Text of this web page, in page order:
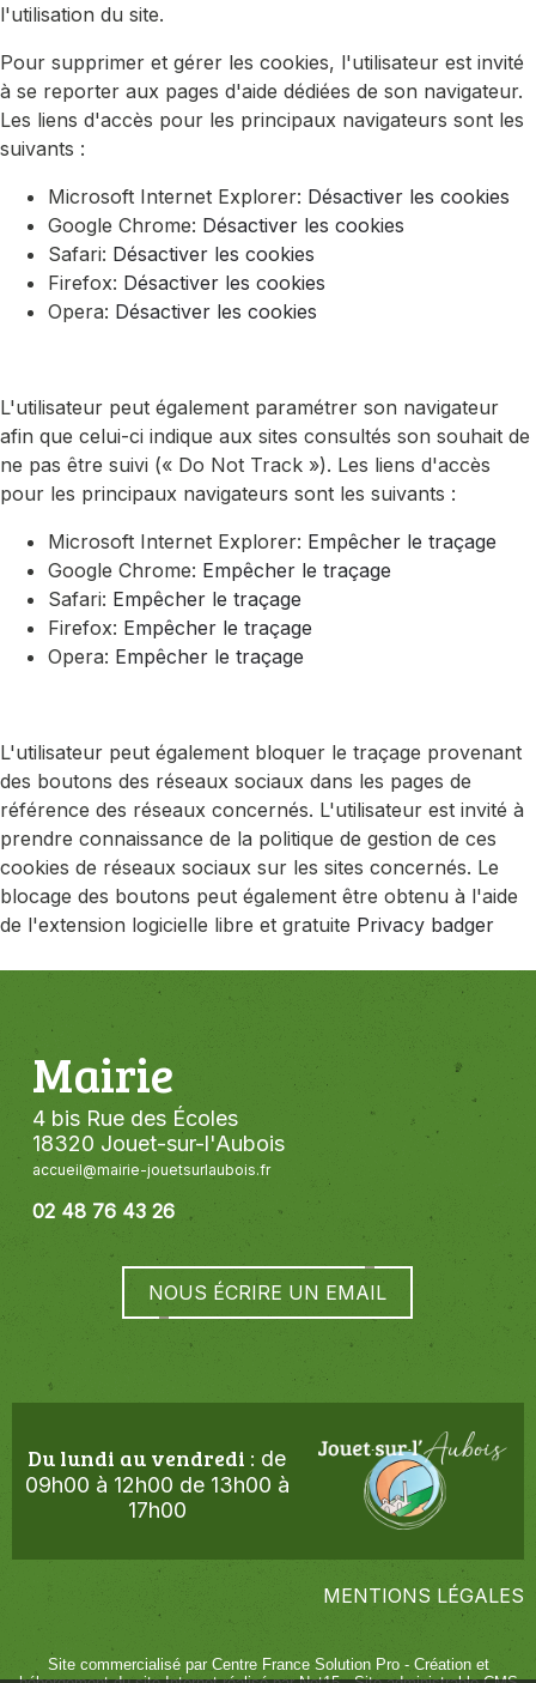
l'utilisation du site.
Pour supprimer et gérer les cookies, l'utilisateur est invité
à se reporter aux pages d'aide dédiées de son navigateur.
Les liens d'accès pour les principaux navigateurs sont les
suivants :
Microsoft Internet Explorer: Désactiver les cookies
Google Chrome: Désactiver les cookies
Safari: Désactiver les cookies
Firefox: Désactiver les cookies
Opera: Désactiver les cookies
L'utilisateur peut également paramétrer son navigateur
afin que celui-ci indique aux sites consultés son souhait de
ne pas être suivi (« Do Not Track »). Les liens d'accès
pour les principaux navigateurs sont les suivants :
Microsoft Internet Explorer: Empêcher le traçage
Google Chrome: Empêcher le traçage
Safari: Empêcher le traçage
Firefox: Empêcher le traçage
Opera: Empêcher le traçage
L'utilisateur peut également bloquer le traçage provenant
des boutons des réseaux sociaux dans les pages de
référence des réseaux concernés. L'utilisateur est invité à
prendre connaissance de la politique de gestion de ces
cookies de réseaux sociaux sur les sites concernés. Le
blocage des boutons peut également être obtenu à l'aide
de l'extension logicielle libre et gratuite Privacy badger
Mairie
4 bis Rue des Écoles
18320 Jouet-sur-l'Aubois
accueil@mairie-jouetsurlaubois.fr
02 48 76 43 26
NOUS ÉCRIRE UN EMAIL
Du lundi au vendredi : de
09h00 à 12h00 de 13h00 à
17h00
MENTIONS LÉGALES
Site commercialisé par Centre France Solution Pro- Création et